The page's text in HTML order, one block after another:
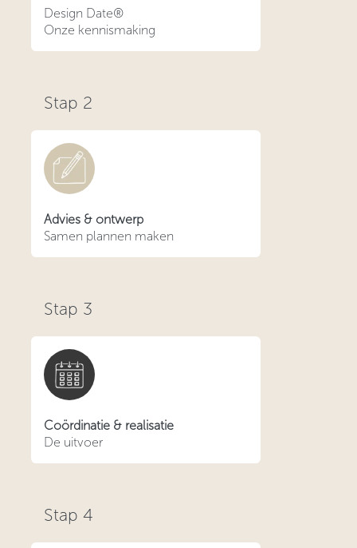
Design Date®
Onze kennismaking
Stap 2
Advies & ontwerp
Samen plannen maken
Stap 3
Coördinatie & realisatie
De uitvoer
Stap 4